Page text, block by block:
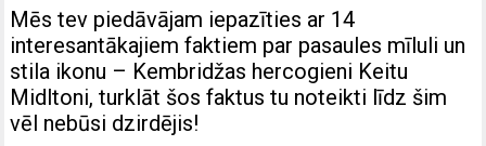
Mēs tev piedāvājam iepazīties ar 14
interesantākajiem faktiem par pasaules mīluli un
stila ikonu – Kembridžas hercogieni Keitu
Midltoni, turklāt šos faktus tu noteikti līdz šim
vēl nebūsi dzirdējis!